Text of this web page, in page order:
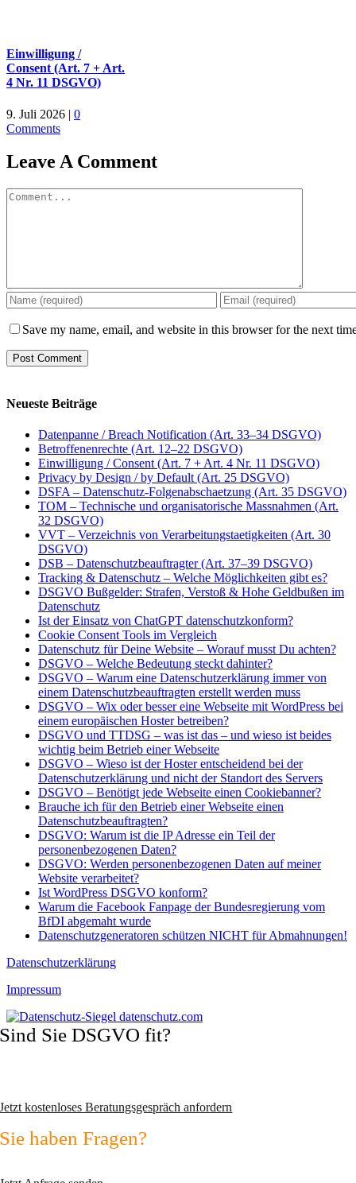
Einwilligung /
Consent (Art. 7 + Art.
4 Nr. 11 DSGVO)
9. Juli 2026 | 0
Comments
Leave A Comment
Comment
Save my name, email, and website in this browser for the next
Neueste Beiträge
Datenpanne / Breach Notification (Art. 33–34 DSGVO)
Betroffenenrechte (Art. 12–22 DSGVO)
Einwilligung / Consent (Art. 7 + Art. 4 Nr. 11 DSGVO)
Privacy by Design / by Default (Art. 25 DSGVO)
DSFA – Datenschutz-Folgenabschaetzung (Art. 35 DSGVO)
TOM – Technische und organisatorische Massnahmen (Art.
32 DSGVO)
VVT – Verzeichnis von Verarbeitungstaetigkeiten (Art. 30
DSGVO)
DSB – Datenschutzbeauftragter (Art. 37–39 DSGVO)
Tracking & Datenschutz – Welche Möglichkeiten gibt es?
DSGVO Bußgelder: Strafen, Verstoß & Hohe Geldbußen im
Datenschutz
Ist der Einsatz von ChatGPT datenschutzkonform?
Cookie Consent Tools im Vergleich
Datenschutz für Deine Website – Worauf musst Du achten?
DSGVO – Welche Bedeutung steckt dahinter?
DSGVO – Warum eine Datenschutzerklärung immer von
einem Datenschutzbeauftragten erstellt werden muss
DSGVO – Wix oder besser eine Webseite mit WordPress bei
einem europäischen Hoster betreiben?
DSGVO und TTDSG – was ist das – und wieso ist beides
wichtig beim Betrieb einer Webseite
DSGVO – Wieso ist der Hoster entscheidend bei der
Datenschutzerklärung und nicht der Standort des Servers
DSGVO – Benötigt jede Webseite einen Cookiebanner?
Brauche ich für den Betrieb einer Webseite einen
Datenschutzbeauftragten?
DSGVO: Warum ist die IP Adresse ein Teil der
personenbezogenen Daten?
DSGVO: Werden personenbezogenen Daten auf meiner
Website verarbeitet?
Ist WordPress DSGVO konform?
Warum die Facebook Fanpage der Bundesregierung vom
BfDI abgemaht wurde
Datenschutzgeneratoren schützen NICHT für Abmahnungen!
Datenschutzerklärung
Impressum
Sind Sie DSGVO fit?
Jetzt kostenloses Beratungsgespräch anfordern
Sie haben Fragen?